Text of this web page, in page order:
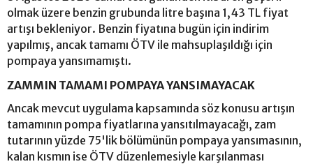
olmak üzere benzin grubunda litre başına 1,43 TL fiyat
artışı bekleniyor. Benzin fiyatına bugün için indirim
yapılmış, ancak tamamı ÖTV ile mahsuplaşıldığı için
pompaya yansımamıştı.
ZAMMIN TAMAMI POMPAYA YANSIMAYACAK
Ancak mevcut uygulama kapsamında söz konusu artışın
tamamının pompa fiyatlarına yansıtılmayacağı, zam
tutarının yüzde 75'lik bölümünün pompaya yansımasının,
kalan kısmın ise ÖTV düzenlemesiyle karşılanması